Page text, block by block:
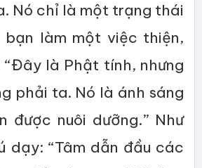
Nó chỉ là một trạng thái
bạn làm một việc thiện,
“Đây là Phật tính, nhưng
phải ta. Nó là ánh sáng
được nuôi dưỡng.” Như
dạy: “Tâm dẫn đầu các